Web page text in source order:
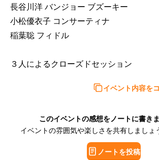
長谷川洋 バンジョー ブズーキー
小松優衣子 コンサーティナ
稲葉聡 フィドル
３人によるクローズドセッション
イベント内容を
このイベントの感想をノートに書き
イベントの雰囲気や楽しさを共有しましょ
ノートを投稿